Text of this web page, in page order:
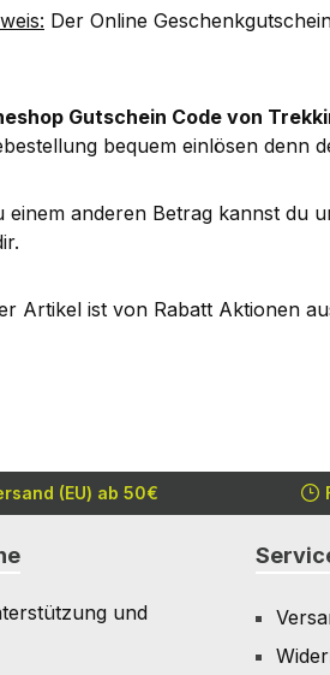
Der Online
Gutschein Code von
bequem einlösen denn
einem anderen Betrag kannst du
Artikel ist von Rabatt Aktionen
(EU) ab 50€
und